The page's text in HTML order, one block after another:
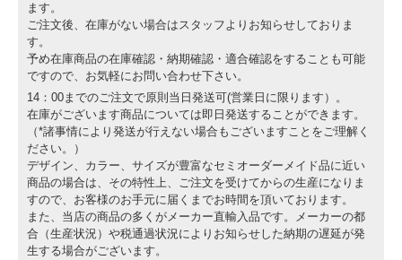
ます。
ご注文後、在庫がない場合はスタッフよりお知らせしておりま
す。
予め在庫商品の在庫確認・納期確認・適合確認をすることも可能
ですので、お気軽にお問い合わせ下さい。
14：00までのご注文で原則当日発送可(営業日に限ります）。
在庫がございます商品については即日発送することができます。
（*諸事情により発送が行えない場合もございますことをご理解く
ださい。）
デザイン、カラー、サイズが豊富なセミオーダーメイド品に近い
商品の場合は、その特性上、ご注文を受けてからの生産になりま
すので、お客様のお手元に届くまでお時間を頂いております。
また、当店の商品の多くがメーカー直輸入品です。メーカーの都
合（生産状況）や税通過状況によりお知らせした納期の遅延が発
生する場合がございます。